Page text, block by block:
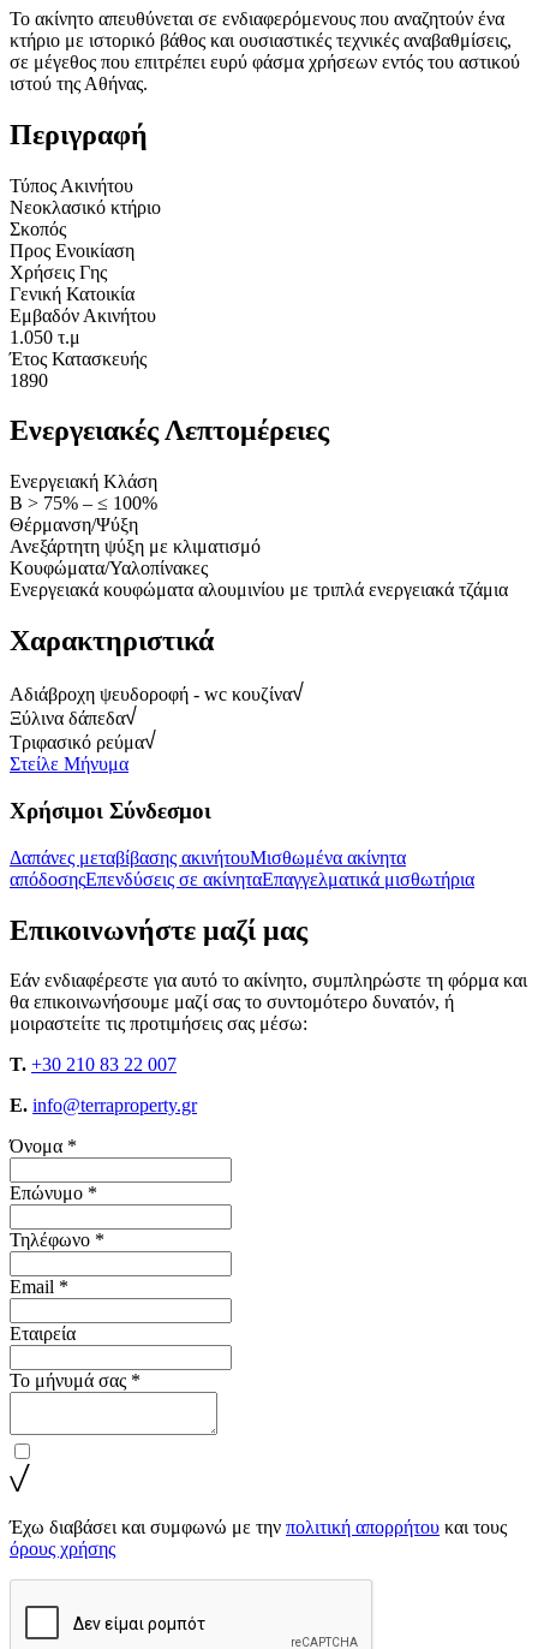
Το ακίνητο απευθύνεται σε ενδιαφερόμενους που αναζητούν ένα
κτήριο με ιστορικό βάθος και ουσιαστικές τεχνικές αναβαθμίσεις,
σε μέγεθος που επιτρέπει ευρύ φάσμα χρήσεων εντός του αστικού
ιστού της Αθήνας.
Περιγραφή
Τύπος Ακινήτου
Νεοκλασικό κτήριο
Σκοπός
Προς Ενοικίαση
Χρήσεις Γης
Γενική Κατοικία
Εμβαδόν Ακινήτου
1.050 τ.μ
Έτος Κατασκευής
1890
Ενεργειακές Λεπτομέρειες
Ενεργειακή Κλάση
Β > 75% – ≤ 100%
Θέρμανση/Ψύξη
Ανεξάρτητη ψύξη με κλιματισμό
Κουφώματα/Υαλοπίνακες
Ενεργειακά κουφώματα αλουμινίου με τριπλά ενεργειακά τζάμια
Χαρακτηριστικά
Αδιάβροχη ψευδοροφή - wc κουζίνα
Ξύλινα δάπεδα
Τριφασικό ρεύμα
Στείλε Μήνυμα
Χρήσιμοι Σύνδεσμοι
Δαπάνες μεταβίβασης ακινήτουΜισθωμένα ακίνητα
απόδοσηςΕπενδύσεις σε ακίνηταΕπαγγελματικά μισθωτήρια
Επικοινωνήστε μαζί μας
Εάν ενδιαφέρεστε για αυτό το ακίνητο, συμπληρώστε τη φόρμα και
θα επικοινωνήσουμε μαζί σας το συντομότερο δυνατόν, ή
μοιραστείτε τις προτιμήσεις σας μέσω:
T. +30 210 83 22 007
E. info@terraproperty.gr
Όνομα *
Επώνυμο *
Τηλέφωνο *
Email *
Εταιρεία
Το μήνυμά σας *
Έχω διαβάσει και συμφωνώ με την πολιτική απορρήτου και τους
όρους χρήσης